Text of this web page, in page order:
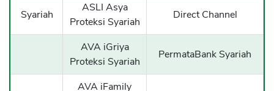
Syariah
ASLI Asya
Proteksi Syariah
Direct Channel
AVA iGriya
Proteksi Syariah
PermataBank Syariah
AVA iFamily